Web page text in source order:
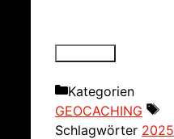
Kategorien
GEOCACHING
Schlagwörter 2025